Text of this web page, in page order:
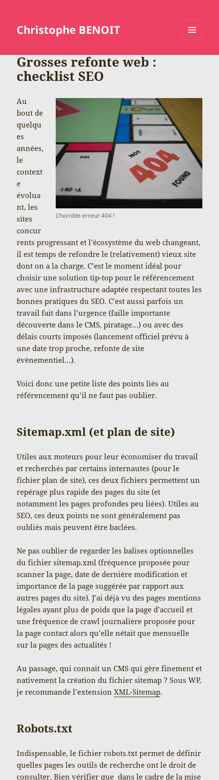
Christophe BENOIT
Grosses refonte web :
checklist SEO
L’horrible erreur 404 !
Au
bout de
quelqu
es
années,
le
context
e
évolua
nt, les
sites
concur
rents progressant et l’écosystème du web changeant,
il est temps de refondre le (relativement) vieux site
dont on a la charge. C’est le moment idéal pour
choisir une solution tip-top pour le référencement
avec une infrastructure adaptée respectant toutes les
bonnes pratiques du SEO. C’est aussi parfois un
travail fait dans l’urgence (faille importante
découverte dans le CMS, piratage…) ou avec des
délais courts imposés (lancement officiel prévu à
une date trop proche, refonte de site
évènementiel…).
Voici donc une petite liste des points liés au
référencement qu’il ne faut pas oublier.
Sitemap.xml (et plan de site)
Utiles aux moteurs pour leur économiser du travail
et recherchés par certains internautes (pour le
fichier plan de site), ces deux fichiers permettent un
repérage plus rapide des pages du site (et
notamment les pages profondes peu liées). Utiles au
SEO, ces deux points ne sont généralement pas
oubliés mais peuvent être baclées.
Ne pas oublier de regarder les balises optionnelles
du fichier sitemap.xml (fréquence proposée pour
scanner la page, date de dernière modification et
importance de la page suggérée par rapport aux
autres pages du site). J’ai déjà vu des pages mentions
légales ayant plus de poids que la page d’accueil et
une fréquence de crawl journalière proposée pour
la page contact alors qu’elle nétait que mensuelle
sur la pages des actualités !
Au passage, qui connait un CMS qui gère finement et
nativement la création du fichier sitemap ? Sous WP,
je recommande l’extensionXML-Sitemap.
Robots.txt
Indispensable, le fichier robots.txt permet de définir
quelles pages les outils de recherche ont le droit de
consulter. Bien vérifier que dans le cadre de la mise